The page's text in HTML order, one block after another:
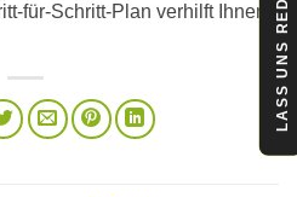
für-Schritt-Plan verhilft Ihnen
LASS UNS REDEN